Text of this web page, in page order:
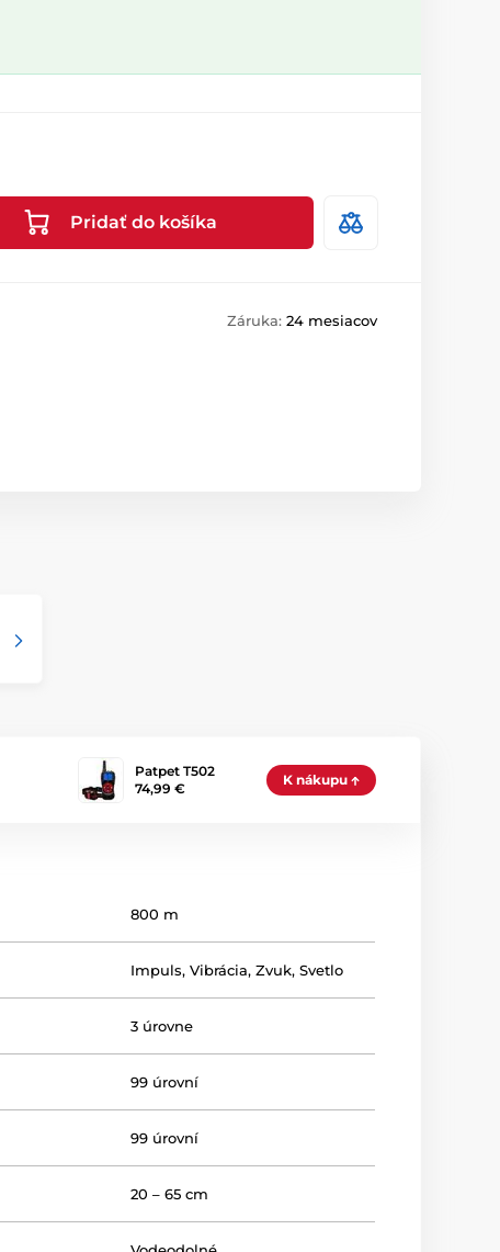
Pridať do košíka
Záruka: 24 mesiacov
Patpet T502
74,99 €
K nákupu
800 m
Impuls,Vibrácia,Zvuk,Svetlo
3 úrovne
99 úrovní
99 úrovní
20 – 65 cm